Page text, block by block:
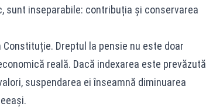
sunt inseparabile: contribuția și conservarea
Dreptul la pensie nu este doar
reală. Dacă indexarea este prevăzută
suspendarea ei înseamnă diminuarea